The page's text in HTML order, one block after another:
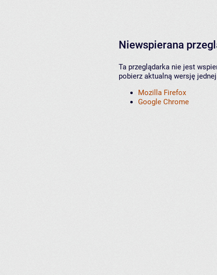
Niewspierana
Ta przeglądarka nie jest
pobierz aktualną wersję
Mozilla Firefox
Google Chrome